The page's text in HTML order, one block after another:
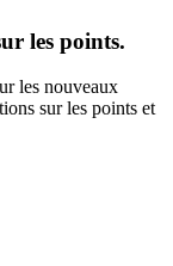
les points.
les nouveaux
sur les points et